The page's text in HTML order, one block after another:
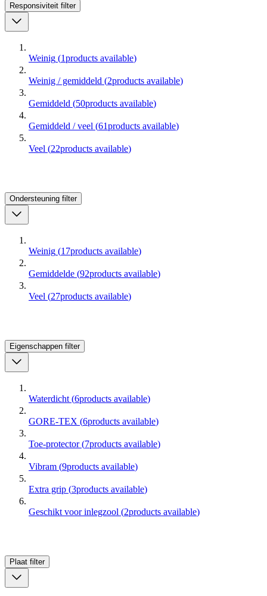
Responsiviteit filter
Weinig (1products available)
Weinig / gemiddeld (2products available)
Gemiddeld (50products available)
Gemiddeld / veel (61products available)
Veel (22products available)
Ondersteuning filter
Weinig (17products available)
Gemiddelde (92products available)
Veel (27products available)
Eigenschappen filter
Waterdicht (6products available)
GORE-TEX (6products available)
Toe-protector (7products available)
Vibram (9products available)
Extra grip (3products available)
Geschikt voor inlegzool (2products available)
Plaat filter